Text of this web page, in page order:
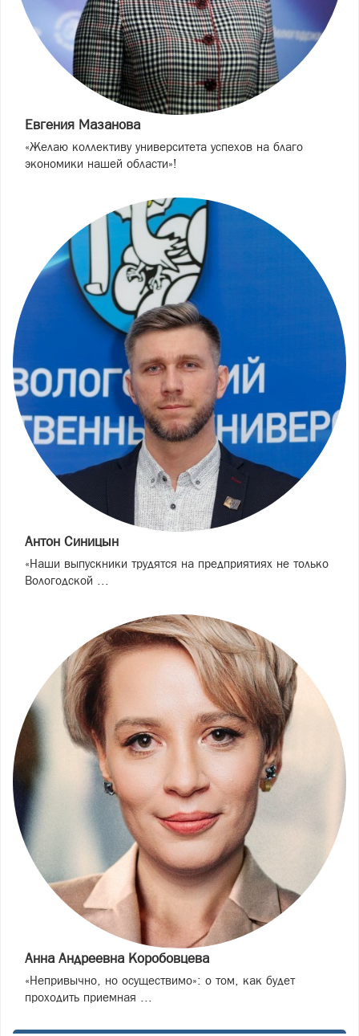
Евгения Мазанова
«Желаю коллективу университета успехов на благо
экономики нашей области»!
Антон Синицын
«Наши выпускники трудятся на предприятиях не только
Вологодской ...
Анна Андреевна Коробовцева
«Непривычно, но осуществимо»: о том, как будет
проходить приемная ...